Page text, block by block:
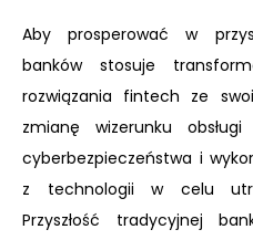
Aby prosperować w
banków stosuje
rozwiązania fintech ze
zmianę wizerunku
cyberbezpieczeństwa i
z technologii w celu
Przyszłość tradycyjnej